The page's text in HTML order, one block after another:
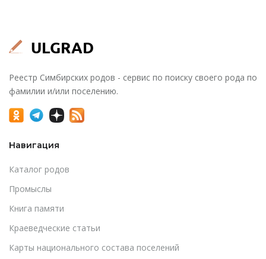
Реестр Симбирских родов - сервис по поиску своего рода по
фамилии и/или поселению.
Навигация
Каталог родов
Промыслы
Книга памяти
Краеведческие статьи
Карты национального состава поселений